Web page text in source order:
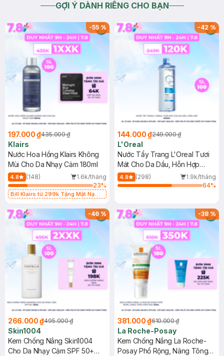
GỢI Ý DÀNH RIÊNG CHO BẠN
-55%
197.000 ₫435.000 ₫
Klairs
Nước Hoa Hồng Klairs Không
Mùi Cho Da Nhạy Cảm 180ml
4.8 (148)
1.6k/tháng
23%
Bill Klairs từ 299k Tặng Mặt Nạ
25ml (SL Có Hạn)
-42%
144.000 ₫249.000 ₫
L'Oreal
Nước Tẩy Trang L'Oreal Tươi
Mát Cho Da Dầu, Hỗn Hợp
400ml
4.8 (298)
1.9k/tháng
64%
-46%
266.000 ₫495.000 ₫
Skin1004
Kem Chống Nắng Skin1004
Cho Da Nhạy Cảm SPF 50+
-38%
381.000 ₫610.000 ₫
La Roche-Posay
Kem Chống Nắng La Roche-
Posay Phổ Rộng, Nâng Tông